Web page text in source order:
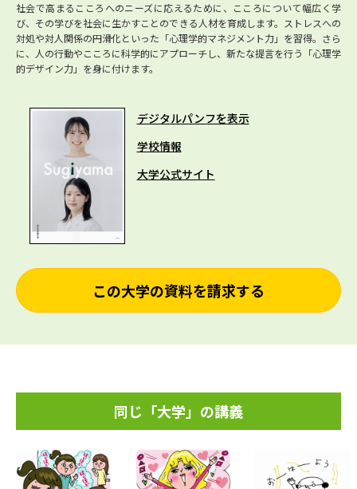
社会で高まるこころへのニーズに応えるために、こころについて幅広く学
び、その学びを社会に生かすことのできる人材を育成します。ストレスへの
対処や対人関係の円滑化といった「心理学的マネジメント力」を習得。さら
に、人の行動やこころに科学的にアプローチし、新たな提言を行う「心理学
的デザイン力」を身に付けます。
デジタルパンフを表示
学校情報
大学公式サイト
この大学の資料を請求する
同じ「大学」の講義